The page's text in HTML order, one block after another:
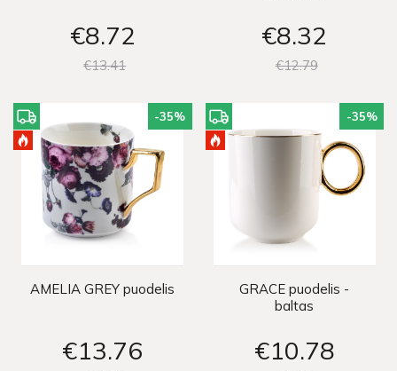
€8 72
€1341
€8 32
€1279
-35%
AMELIA GREY puodelis
€13 76
-35%
GRACE puodelis -
baltas
€10 78